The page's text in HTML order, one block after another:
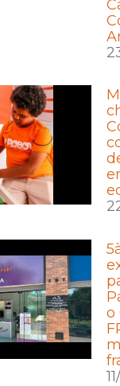
o